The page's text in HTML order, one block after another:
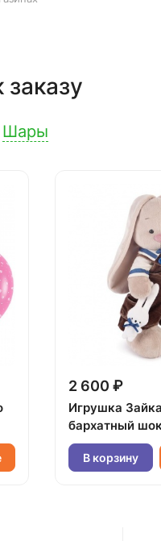
Шары
2 600 ₽
Игрушка
бархатный
В корзину